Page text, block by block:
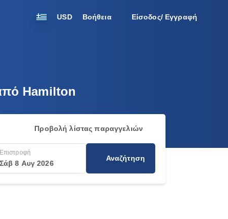
USD Βοήθεια Είσοδος/ Εγγραφή
Hamilton
Προβολή λίστας παραγγελιών
Επιστροφή
Σάβ 8 Αυγ 2026
Αναζήτηση